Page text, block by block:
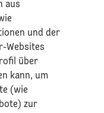
aus
und der
Websites
über
kann, um
(wie
zur